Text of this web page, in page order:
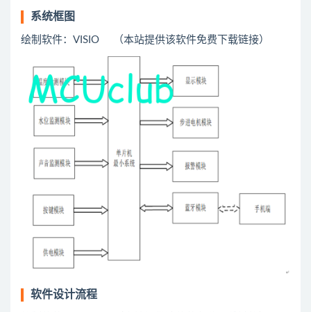
系统框图
绘制软件：VISIO （本站提供该软件免费下载链接）
软件设计流程